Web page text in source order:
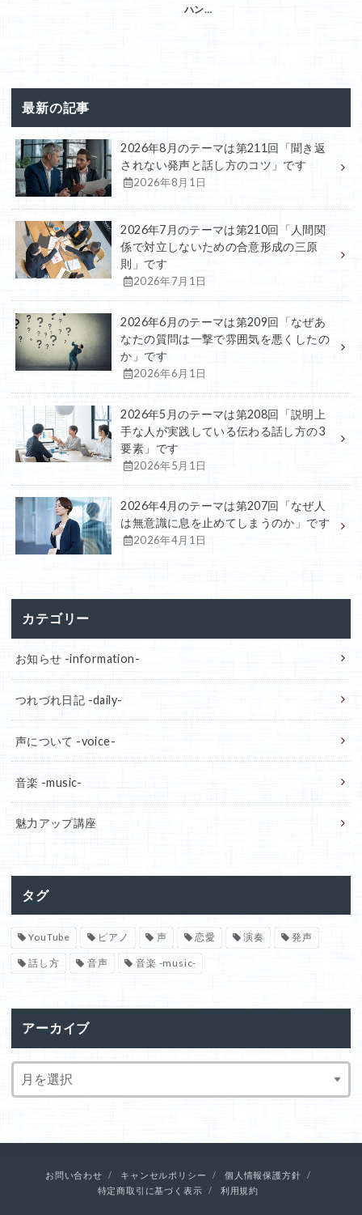
ハン…
最新の記事
2026年8月のテーマは第211回「聞き返
されない発声と話し方のコツ」です
2026年8月1日
2026年7月のテーマは第210回「人間関
係で対立しないための合意形成の三原
則」です
2026年7月1日
2026年6月のテーマは第209回「なぜあ
なたの質問は一撃で雰囲気を悪くしたの
か」です
2026年6月1日
2026年5月のテーマは第208回「説明上
手な人が実践している伝わる話し方の3
要素」です
2026年5月1日
2026年4月のテーマは第207回「なぜ人
は無意識に息を止めてしまうのか」です
2026年4月1日
カテゴリー
お知らせ -information-
つれづれ日記 -daily-
声について -voice-
音楽 -music-
魅力アップ講座
タグ
YouTube ピアノ 声 恋愛 演奏 発声
話し方 音声 音楽 -music-
アーカイブ
お問い合わせ キャンセルポリシー
個人情報保護方針
特定商取引に基づく表示
利用規約